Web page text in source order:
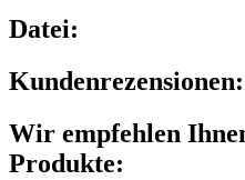
Datei:
Kundenrezensionen:
Wir empfehlen
Produkte: